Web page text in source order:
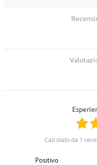
calcolato da 1
Positivo